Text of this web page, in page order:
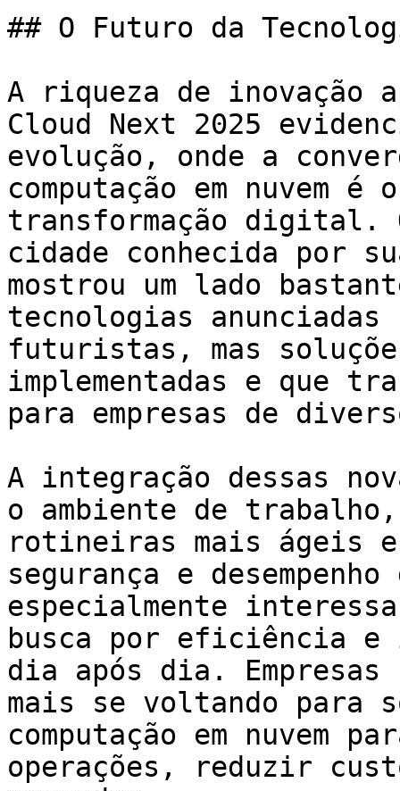
## O Futuro da
A riqueza de inovação
Cloud Next 2025
evolução, onde a
computação em nuvem é
transformação digital.
cidade conhecida por
mostrou um lado
tecnologias anunciadas
futuristas, mas
implementadas e que
para empresas de
A integração dessas
o ambiente de
rotineiras mais ágeis
segurança e
especialmente
busca por eficiência e
dia após dia.
mais se voltando para
computação em nuvem
operações, reduzir